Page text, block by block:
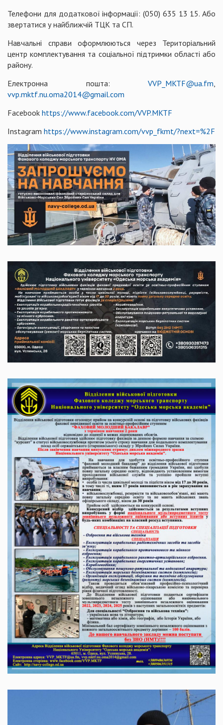
Телефони для додаткової інформації: (050) 635 13 15. Або
звертатися у найближчій ТЦК та СП.
Навчальні справи оформлюються через Територіальний
центр комплектування та соціальної підтримки області або
району.
Електронна пошта: VVP_MKTF@ua.fm,
vvp.mktf.nu.oma2014@gmail.com
Facebook https://www.facebook.com/VVP.MKTF
Instagram https://www.instagram.com/vvp_fkmt/?next=%2F